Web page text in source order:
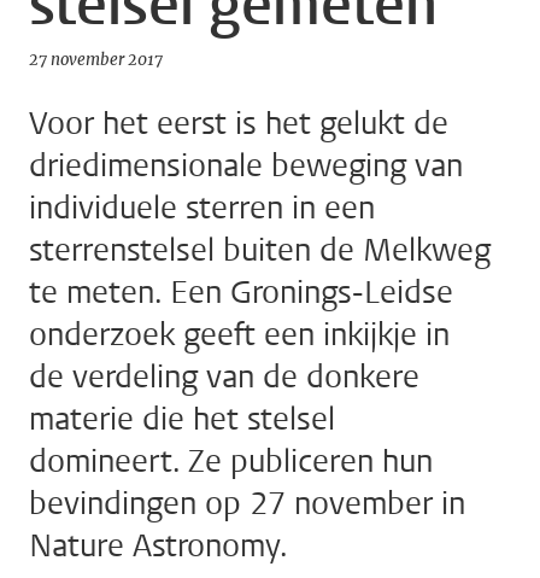
27 november 2017
Voor het eerst is het gelukt de
driedimensionale beweging van
individuele sterren in een
sterrenstelsel buiten de Melkweg
te meten. Een Gronings-Leidse
onderzoek geeft een inkijkje in
de verdeling van de donkere
materie die het stelsel
domineert. Ze publiceren hun
bevindingen op 27 november in
Nature Astronomy.